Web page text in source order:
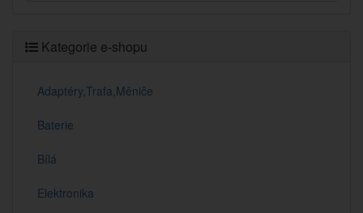
Kategorie e-shopu
Adaptéry,Trafa,Měniče
Baterie
Bílá
Elektronika